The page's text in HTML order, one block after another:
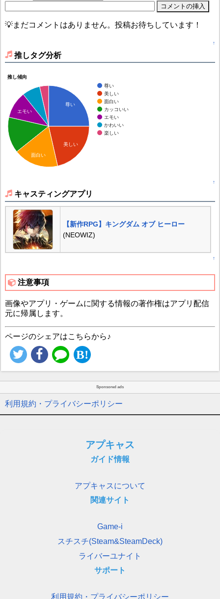
💡まだコメントはありません。投稿お待ちしています！
↑
推しタグ分析
推し傾向
尊い
美しい
面白い
カッコいい
エモい
かわいい
楽しい
尊い
美しい
エモい
面白い
↑
キャスティングアプリ
【新作RPG】キングダム オブ ヒーロー
(NEOWIZ)
↑
注意事項
画像やアプリ・ゲームに関する情報の著作権はアプリ配信
元に帰属します。
ページのシェアはこちらから♪
Sponsored ads
利用規約・プライバシーポリシー
アプキャス
ガイド情報
アプキャスについて
関連サイト
Game-i
スチスチ(Steam&SteamDeck)
ライバーユナイト
サポート
利用規約・プライバシーポリシー